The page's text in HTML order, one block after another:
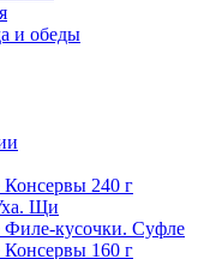
и обеды
240 г
Щи
кусочки. Суфле
160 г